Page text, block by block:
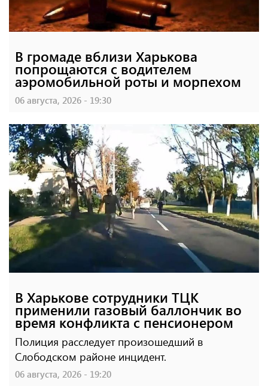
В громаде вблизи Харькова
попрощаются с водителем
аэромобильной роты и морпехом
06 августа, 2026 - 19:30
В Харькове сотрудники ТЦК
применили газовый баллончик во
время конфликта с пенсионером
Полиция расследует произошедший в
Слободском районе инцидент.
06 августа, 2026 - 19:20